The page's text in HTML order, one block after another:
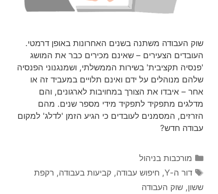
שוק העבודה משתנה בשנים האחרונות באופן דרמטי.
העובדים הצעירים – שאינם מכירים כבר את המושג
'פנסיה תקציבית' בשירות הממשלתי, ושמנגנוני הפנסיה
שלהם מנוהלים על ידם ואינם תלויים במעביד זה או
אחר – איבדו את הצורך במחויבות לארגונים, והם
מדלגים מתפקיד לתפקיד מידי מספר שנים. מהם
הזרזים, המסמנים לעובדים כי הגיע הזמן 'לדלג' למקום
עבודה חדש?
קטגוריות
מורכבות בניהול
תגיות
דור ה-Y , חיפוש עבודה, קביעות בעבודה, רקפת
ששון, שוק העבודה